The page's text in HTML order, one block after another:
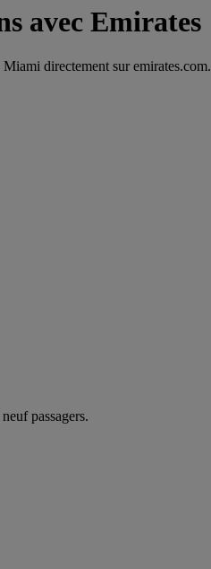
avec Emirates
directement sur emirates.com.
passagers.